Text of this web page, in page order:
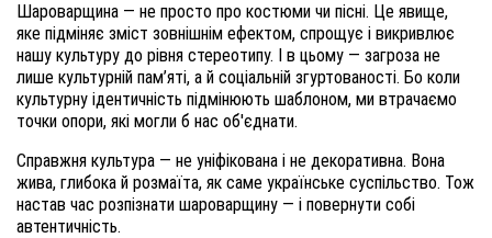
Шароварщина — не просто про костюми чи пісні. Це явище,
яке підміняє зміст зовнішнім ефектом, спрощує і викривлює
нашу культуру до рівня стереотипу. І в цьому — загроза не
лише культурній пам’яті, а й соціальній згуртованості. Бо коли
культурну ідентичність підмінюють шаблоном, ми втрачаємо
точки опори, які могли б нас об'єднати.
Справжня культура — не уніфікована і не декоративна. Вона
жива, глибока й розмаїта, як саме українське суспільство. Тож
настав час розпізнати шароварщину — і повернути собі
автентичність.